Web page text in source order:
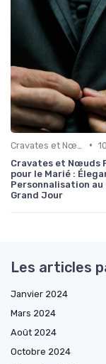
•
Cravates et Nœuds
pour le Marié :
Personnalisation
Grand Jour
Les articles
Janvier 2024
Mars 2024
Août 2024
Octobre 2024